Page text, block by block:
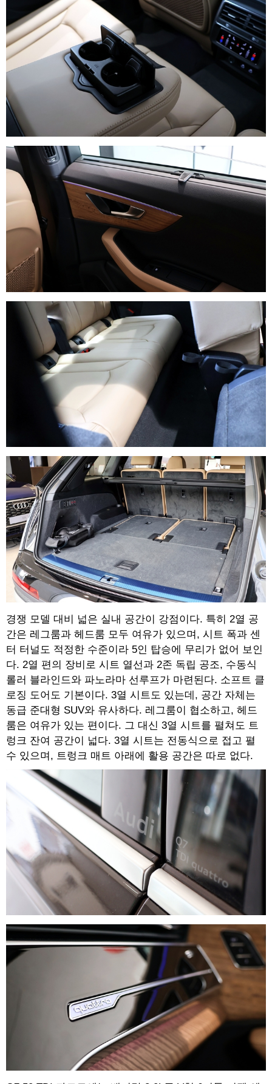
경쟁 모델 대비 넓은 실내 공간이 강점이다. 특히 2열 공
간은 레그룸과 헤드룸 모두 여유가 있으며, 시트 폭과 센
터 터널도 적정한 수준이라 5인 탑승에 무리가 없어 보인
다. 2열 편의 장비로 시트 열선과 2존 독립 공조, 수동식
롤러 블라인드와 파노라마 선루프가 마련된다. 소프트 클
로징 도어도 기본이다. 3열 시트도 있는데, 공간 자체는
동급 준대형 SUV와 유사하다. 레그룸이 협소하고, 헤드
룸은 여유가 있는 편이다. 그 대신 3열 시트를 펼쳐도 트
렁크 잔여 공간이 넓다. 3열 시트는 전동식으로 접고 펼
수 있으며, 트렁크 매트 아래에 활용 공간은 따로 없다.